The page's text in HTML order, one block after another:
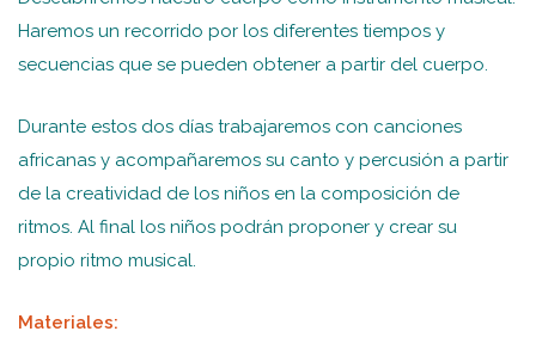
Haremos un recorrido por los diferentes tiempos y
secuencias que se pueden obtener a partir del cuerpo.
Durante estos dos días trabajaremos con canciones
africanas y acompañaremos su canto y percusión a partir
de la creatividad de los niños en la composición de
ritmos. Al final los niños podrán proponer y crear su
propio ritmo musical.
Materiales: